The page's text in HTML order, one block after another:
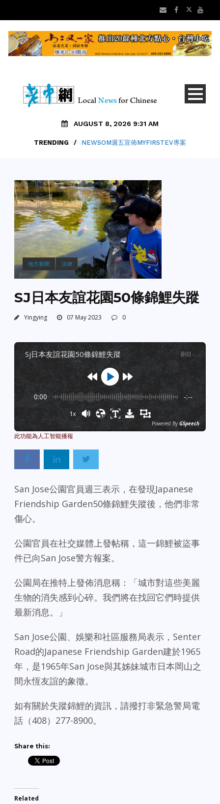
AUGUST 8, 2026 9:31 AM
TRENDING / NEWSOM週五宣佈MYFIRSTEV專案
地方新聞 法律
SJ日本友誼花園50條錦鯉失蹤
Yingying 07 May 2023 0
sj日本友誼花園50條錦鯉失蹤 剧目 :-
0:00 -:--
1x
Powered By GSpeech
San Jose公園官員週三表示，在發現Japanese
Friendship Garden50條錦鯉失蹤後，他們非常
傷心。
公園官員在社交媒體上發帖稱，這一錦鯉被盜事
件已向San Jose警方報案。
公園局在推特上發佈消息稱：「城市對這些美麗
生物的消失感到心碎。我們將在找回它們時提供
最新消息。」
San Jose公園、娛樂和社區服務局表示，Senter
Road的Japanese Friendship Garden建於1965
年，是1965年San Jose與其姊妹城市日本岡山之
間永恆友誼的象徵。
如有關於失蹤錦鯉的資訊，請撥打非緊急警局電
話（408）277-8900。
Share this:
Related